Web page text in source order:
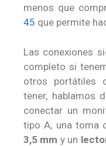
menos que
45 que permite
Las conexiones
completo si
otros portátiles
tener, hablamos
conectar un
tipo A, una toma
3,5 mm y un